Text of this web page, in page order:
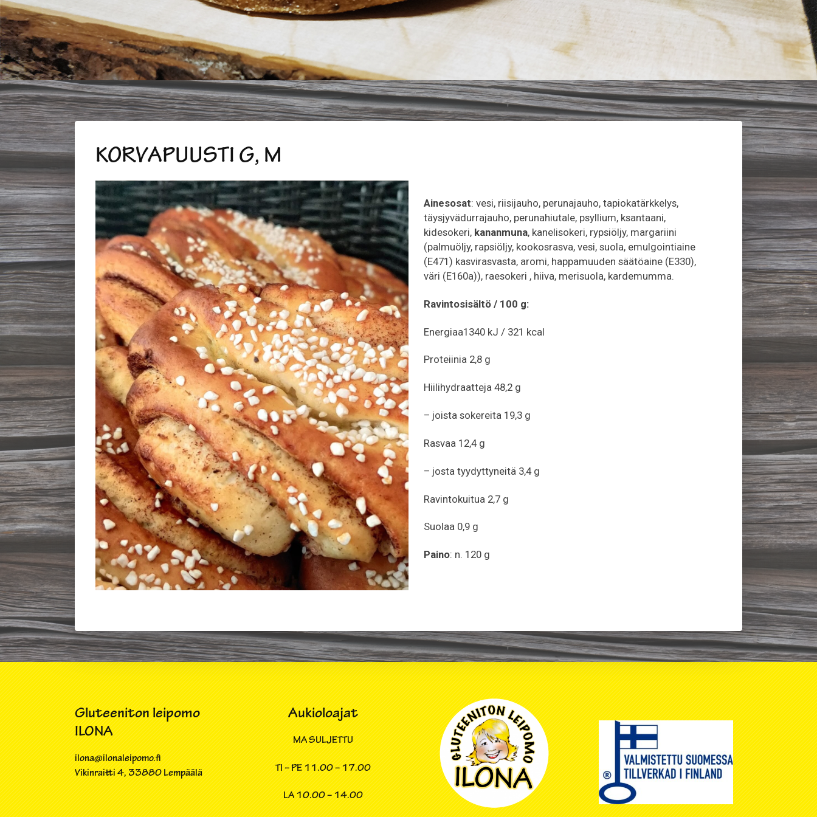
KORVAPUUSTI G, M
Ainesosat: vesi, riisijauho, perunajauho, tapiokatärkkelys,
täysjyvädurrajauho, perunahiutale, psyllium, ksantaani,
kidesokeri, kananmuna, kanelisokeri, rypsiöljy, margariini
(palmuöljy, rapsiöljy, kookosrasva, vesi, suola, emulgointiaine
(E471) kasvirasvasta, aromi, happamuuden säätöaine (E330),
väri (E160a)), raesokeri , hiiva, merisuola, kardemumma.
Ravintosisältö / 100 g:
Energiaa1340 kJ / 321 kcal
Proteiinia 2,8 g
Hiilihydraatteja 48,2 g
– joista sokereita 19,3 g
Rasvaa 12,4 g
– josta tyydyttyneitä 3,4 g
Ravintokuitua 2,7 g
Suolaa 0,9 g
Paino: n. 120 g
Gluteeniton leipomo
ILONA
ilona@ilonaleipomo.fi
Vikinraitti 4​, 33880 Lempäälä
Aukioloajat
MA SULJETTU
TI – PE11.00 – 17.00
LA10.00 – 14.00